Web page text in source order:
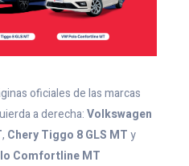
oficiales de las marcas
a derecha:Volkswagen
, Chery Tiggo 8 GLS MTy
Comfortline MT